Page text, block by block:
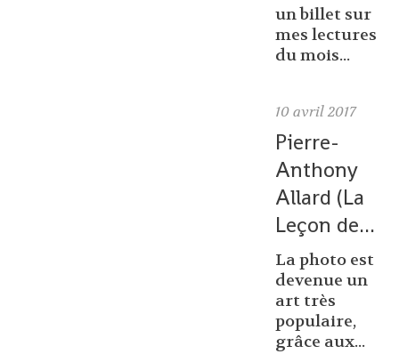
un billet sur
mes lectures
du mois...
10 avril 2017
Pierre-
Anthony
Allard (La
Leçon de...
La photo est
devenue un
art très
populaire,
grâce aux...